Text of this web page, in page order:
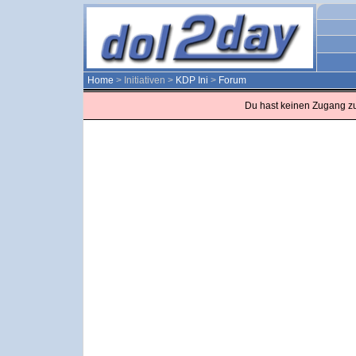
Home > Initiativen > KDP Ini > Forum
Du hast keinen Zugang